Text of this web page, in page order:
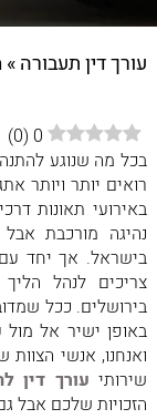
עורך דין תעבורה»
0
(
0
)
בכל מה שנוגע
רואים יותר ויותר
באירועי תאונות
נהיגה מורכבת
בישראל. אך יחד
צריכים לנהל
בירושלים. ככל
באופן ישיר אל מול
ואנחנו, אנשי
שירותי עורך דין
הזכויות שלכם אבל